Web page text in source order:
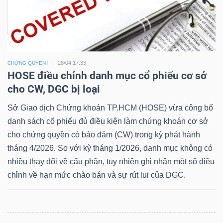
CHỨNG QUYỀN 28/04 17:33
HOSE điều chỉnh danh mục cổ phiếu cơ sở
cho CW, DGC bị loại
Sở Giao dịch Chứng khoán TP.HCM (HOSE) vừa công bố
danh sách cổ phiếu đủ điều kiện làm chứng khoán cơ sở
cho chứng quyền có bảo đảm (CW) trong kỳ phát hành
tháng 4/2026. So với kỳ tháng 1/2026, danh mục không có
nhiều thay đổi về cấu phần, tuy nhiên ghi nhận một số điều
chỉnh về hạn mức chào bán và sự rút lui của DGC.
Dữ
liệu
tài
chính